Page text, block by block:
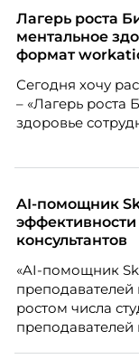
Лагерь роста
ментальное
формат
Сегодня хочу
– «Лагерь роста
здоровье
AI-помощник
консультантов
«AI-помощник
преподавателей
ростом числа
преподавателей